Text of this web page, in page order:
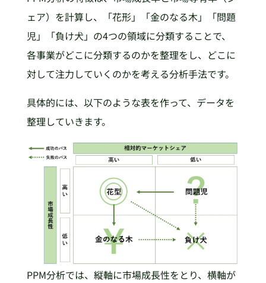
ェア）を計算し、「花形」「金のなる木」「問題
児」「負け犬」の4つの領域に分類することで、
各事業がどこに分類するのかを整理をし、どこに
対して注力していくのかを考える分析手法です。
具体的には、以下のような表を作って、データを
整理していきます。
PPM分析では、縦軸に市場成長性をとり、横軸が